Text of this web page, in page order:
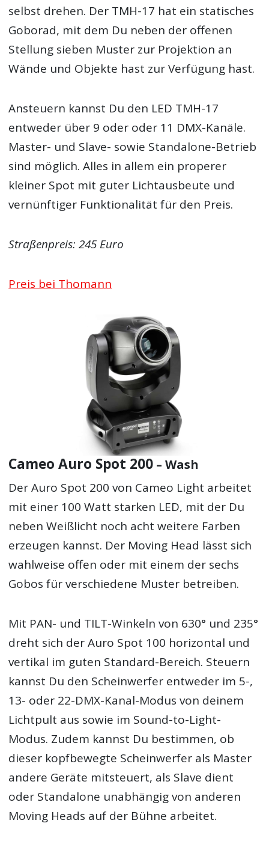
selbst drehen. Der TMH-17 hat ein statisches
Goborad, mit dem Du neben der offenen
Stellung sieben Muster zur Projektion an
Wände und Objekte hast zur Verfügung hast.
Ansteuern kannst Du den LED TMH-17
entweder über 9 oder oder 11 DMX-Kanäle.
Master- und Slave- sowie Standalone-Betrieb
sind möglich. Alles in allem ein properer
kleiner Spot mit guter Lichtausbeute und
vernünftiger Funktionalität für den Preis.
Straßenpreis: 245 Euro
Preis bei Thomann
Cameo Auro Spot 200 – Wash
Der Auro Spot 200 von Cameo Light arbeitet
mit einer 100 Watt starken LED, mit der Du
neben Weißlicht noch acht weitere Farben
erzeugen kannst. Der Moving Head lässt sich
wahlweise offen oder mit einem der sechs
Gobos für verschiedene Muster betreiben.
Mit PAN- und TILT-Winkeln von 630° und 235°
dreht sich der Auro Spot 100 horizontal und
vertikal im guten Standard-Bereich. Steuern
kannst Du den Scheinwerfer entweder im 5-,
13- oder 22-DMX-Kanal-Modus von deinem
Lichtpult aus sowie im Sound-to-Light-
Modus. Zudem kannst Du bestimmen, ob
dieser kopfbewegte Scheinwerfer als Master
andere Geräte mitsteuert, als Slave dient
oder Standalone unabhängig von anderen
Moving Heads auf der Bühne arbeitet.